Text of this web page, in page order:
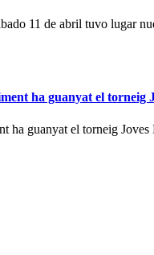
11 de abril tuvo lugar
ha guanyat el torneig
guanyat el torneig Joves